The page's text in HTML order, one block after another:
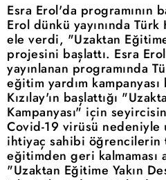
Esra Erol'da programının
Erol dünkü yayınında
ele verdi, "Uzaktan
projesini başlattı. Esra
yayınlanan programında
eğitim yardım
Kızılay'ın başlattığı
Kampanyası" için
Covid-19 virüsü nedeniyle
ihtiyaç sahibi öğrencilerin
eğitimden geri kalmaması
"Uzaktan Eğitime Yakın